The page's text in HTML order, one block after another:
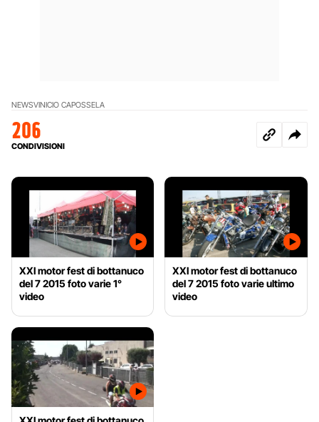
NEWSVINICIO CAPOSSELA
206
CONDIVISIONI
XXI motor fest di bottanuco
del 7 2015 foto varie 1°
video
XXI motor fest di bottanuco
del 7 2015 foto varie ultimo
video